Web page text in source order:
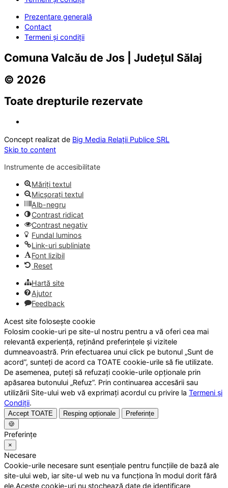
Prezentare generală
Contact
Termeni și condiții
Comuna Valcău de Jos | Județul Sălaj
© 2026
Toate drepturile rezervate
Concept realizat de Big Media Relații Publice SRL
Skip to content
Instrumente de accesibilitate
Măriți textul
Micșorați textul
Alb-negru
Contrast ridicat
Contrast negativ
Fundal luminos
Link-uri subliniate
Font lizibil
Reset
Hartă site
Ajutor
Feedback
Acest site folosește cookie
Folosim cookie-uri pe site-ul nostru pentru a vă oferi cea mai
relevantă experiență, reținând preferințele și vizitele
dumneavoastră. Prin efectuarea unui click pe butonul „Sunt de
acord”, sunteți de acord ca TOATE cookie-urile să fie utilizate.
De asemenea, puteți să refuzați cookie-urile opționale prin
apăsarea butonului „Refuz”. Prin continuarea accesării sau
utilizării Site-ului web vă exprimați acordul cu privire la Termeni și
Condiții.
Accept TOATE Resping opționale
Preferințe
🍪
Preferințe
×
Necesare
Cookie-urile necesare sunt esențiale pentru funcțiile de bază ale
site-ului web, iar site-ul web nu va funcționa în modul dorit fără
ele.Aceste cookie-uri nu stochează date de identificare